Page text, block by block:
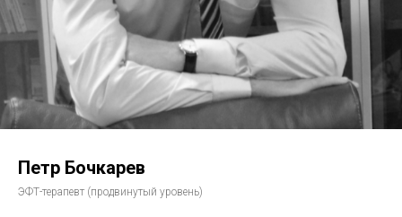
Петр Бочкарев
ЭФТ-терапевт (продвинутый уровень)